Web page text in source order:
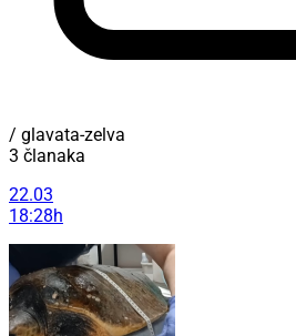
/ glavata-zelva
3 članaka
22.03
18:28h